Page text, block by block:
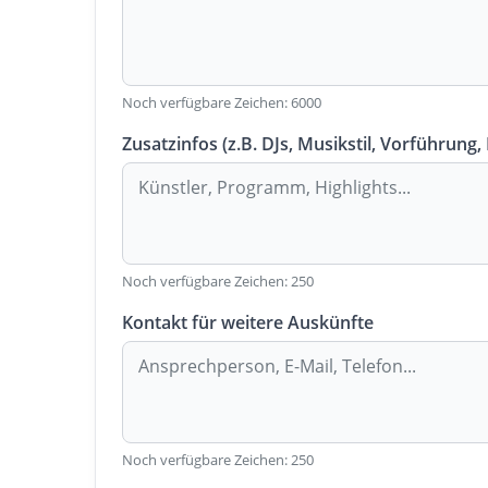
Noch verfügbare Zeichen:6000
Zusatzinfos (z.B. DJs, Musikstil,
Noch verfügbare Zeichen:250
Kontakt für weitere Auskünfte
Noch verfügbare Zeichen:250